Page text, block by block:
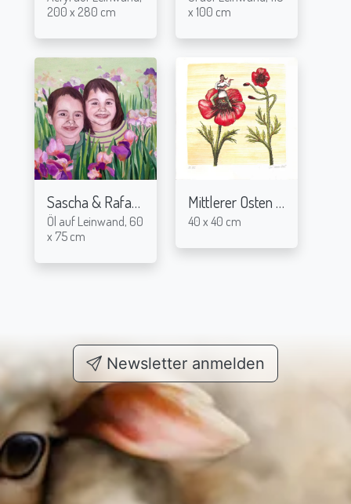
200 x 280 cm
x 100 cm
Sascha & Rafaela
Öl auf Leinwand, 60
x 75 cm
Mittlerer Osten - Lithografie
40 x 40 cm
Newsletter anmelden